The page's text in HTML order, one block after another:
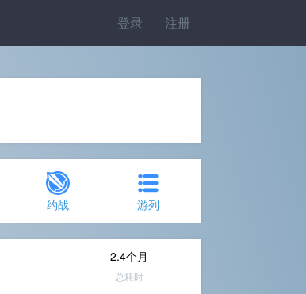
登录 注册
约战 游列
2.4个月
总耗时